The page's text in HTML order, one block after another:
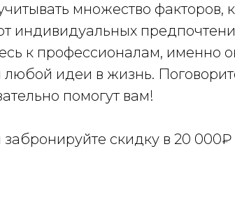
множество факторов,
индивидуальных
к профессионалам, именно
идеи в жизнь.
помогут вам!
забронируйте скидку в 20